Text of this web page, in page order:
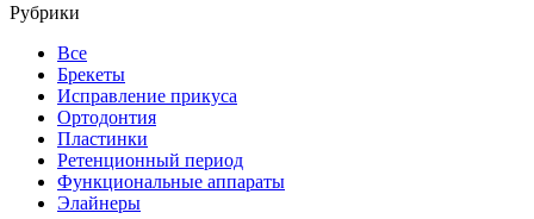
Рубрики
Все
Брекеты
Исправление прикуса
Ортодонтия
Пластинки
Ретенционный период
Функциональные аппараты
Элайнеры